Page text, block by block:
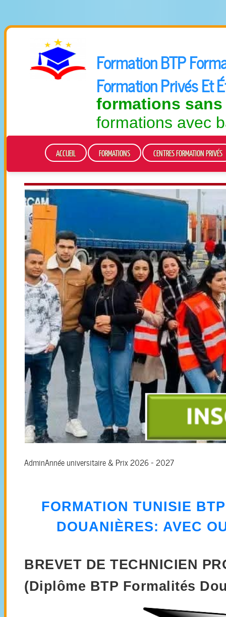
Formation BTP
Formation Privés Et
formations sans
formations avec
ACCUEIL FORMATIONS CENTRES FORMATION PRIVÉS
AdminAnnée universitaire & Prix 2026 - 2027
FORMATION TUNISIE
DOUANIÈRES: AVEC
BREVET DE TECHNICIEN
(Diplôme BTP Formalités